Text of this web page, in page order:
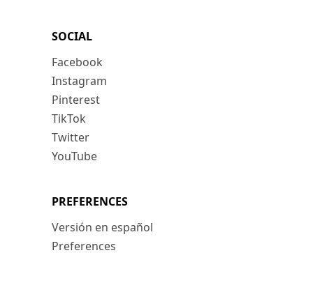
SOCIAL
Facebook
Instagram
Pinterest
TikTok
Twitter
YouTube
PREFERENCES
Versión en español
Preferences